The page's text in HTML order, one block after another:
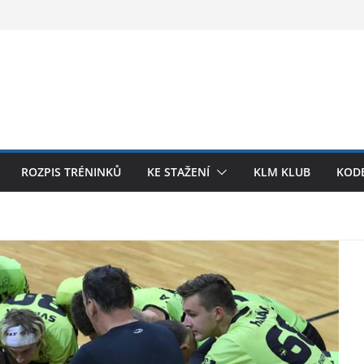
ROZPIS TRÉNINKŮ KE STAŽENÍ KLM KLUB